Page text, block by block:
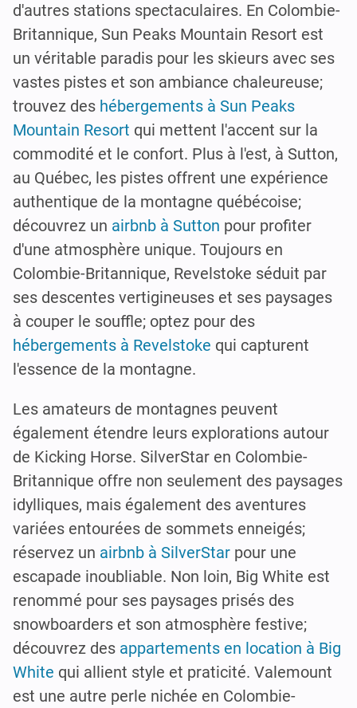
d'autres stations spectaculaires. En Colombie-
Britannique, Sun Peaks Mountain Resort est
un véritable paradis pour les skieurs avec ses
vastes pistes et son ambiance chaleureuse;
trouvez des hébergements à Sun Peaks
Mountain Resort qui mettent l'accent sur la
commodité et le confort. Plus à l'est, à Sutton,
au Québec, les pistes offrent une expérience
authentique de la montagne québécoise;
découvrez un airbnb à Sutton pour profiter
d'une atmosphère unique. Toujours en
Colombie-Britannique, Revelstoke séduit par
ses descentes vertigineuses et ses paysages
à couper le souffle; optez pour des
hébergements à Revelstoke qui capturent
l'essence de la montagne.
Les amateurs de montagnes peuvent
également étendre leurs explorations autour
de Kicking Horse. SilverStar en Colombie-
Britannique offre non seulement des paysages
idylliques, mais également des aventures
variées entourées de sommets enneigés;
réservez un airbnb à SilverStar pour une
escapade inoubliable. Non loin, Big White est
renommé pour ses paysages prisés des
snowboarders et son atmosphère festive;
découvrez des appartements en location à Big
White qui allient style et praticité. Valemount
est une autre perle nichée en Colombie-